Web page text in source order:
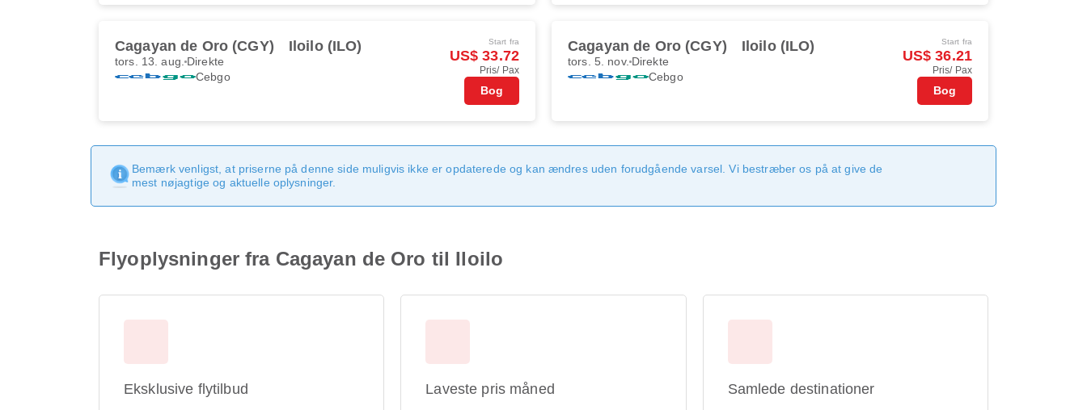
Cagayan de Oro (CGY) Iloilo (ILO)
tors. 13. aug. Direkte
Cebgo
Start fra
US$ 33.72
Pris/ Pax
Bog
Cagayan de Oro (CGY) Iloilo (ILO)
tors. 5. nov. Direkte
Cebgo
Start fra
US$ 36.21
Pris/ Pax
Bog
Bemærk venligst, at priserne på denne side muligvis ikke er opdaterede og kan ændres uden forudgående varsel. Vi bestræber os på at give de
mest nøjagtige og aktuelle oplysninger.
Flyoplysninger fra Cagayan de Oro til Iloilo
Eksklusive flytilbud Laveste pris måned Samlede destinationer